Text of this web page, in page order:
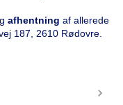
afhentning af allerede
187, 2610 Rødovre.